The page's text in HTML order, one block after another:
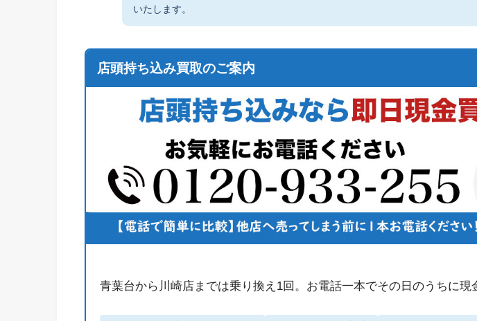
いたします。
店頭持ち込み買取のご案内
青葉台から川崎店までは乗り換え1回。お電話一本でその日のうちに現